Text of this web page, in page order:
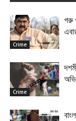
Crime
গরু
Crime